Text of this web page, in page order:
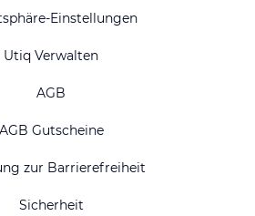
Einstellungen
Utiq Verwalten
AGB
AGB Gutscheine
zur Barrierefreiheit
Sicherheit